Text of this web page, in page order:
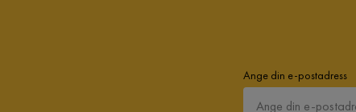
Ange din e-postadress